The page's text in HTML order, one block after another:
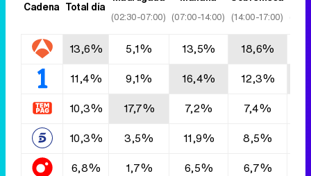
Cadena Total día
(02:30-07:00) (07:00-14:00) (14:00-17:00)
13,6% 5,1% 13,5% 18,6%
11,4%
9,1% 16,4% 12,3%
10,3%
17,7% 7,2% 7,4%
10,3%
3,5% 11,9% 8,5%
6,8%
1,7% 6,5% 6,7%